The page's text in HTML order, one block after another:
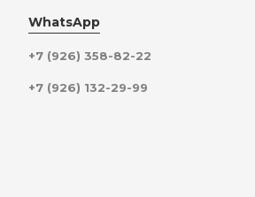
WhatsApp
+7 (926) 358-82-22
+7 (926) 132-29-99